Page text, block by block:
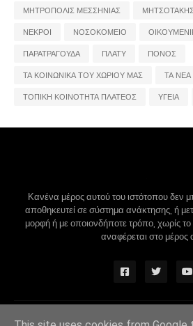
ΜΗΤΡΟΠΟΛΙΣ ΜΕΣΣΗΝΙΑΣ
ΝΕΚΡΟΙ
ΝΟΣΟΚΟΜΕΙΟ
ΠΑΡΑΤΡΑΓΟΥΔΑ
ΠΛΑΤΥ
ΠΟΝΟΣ
ΤΑ ΚΟΙΝΩΝΙΚΑ ΤΟΥ ΧΩΡΙΟΥ ΜΑΣ
ΤΑ
ΤΟΠΙΚΗ ΚΟΙΝΟΤΗΤΑ ΠΛΑΤΕΟΣ
ΥΓΕΙΑ
Κανένα μέρος αυτού του ιστότοπου δεν
αποθηκευτεί σε σύστημα ανάκτησης, ή
μορφή ή με οποιονδήποτε τρόπο, χωρίς
αναφέρεται στο μέρος
Design by - Blogger Themes |